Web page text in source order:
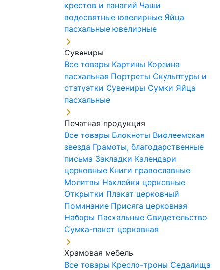
крестов и панагий Чаши
водосвятные ювелирные Яйца
пасхальные ювелирные
Сувениры
Все товары Картины Корзина
пасхальная Портреты Скульптуры и
статуэтки Сувениры Сумки Яйца
пасхальные
Печатная продукция
Все товары Блокноты Вифлеемская
звезда Грамоты, благодарственные
письма Закладки Календари
церковные Книги православные
Молитвы Наклейки церковные
Открытки Плакат церковный
Поминание Присяга церковная
Наборы Пасхальные Свидетельство
Сумка-пакет церковная
Храмовая мебель
Все товары Кресло-троны Седалища